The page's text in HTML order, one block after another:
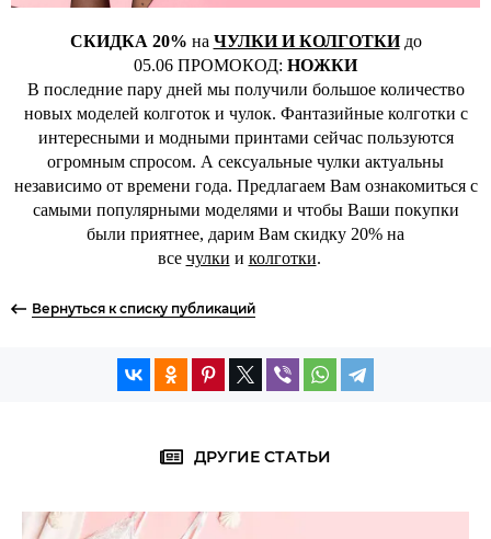
СКИДКА 20% на ЧУЛКИ И КОЛГОТКИдо
05.06 ПРОМОКОД: НОЖКИ
В последние пару дней мы получили большое количество
новых моделей колготок и чулок. Фантазийные колготки с
интересными и модными принтами сейчас пользуются
огромным спросом. А сексуальные чулки актуальны
независимо от времени года. Предлагаем Вам ознакомиться с
самыми популярными моделями и чтобы Ваши покупки
были приятнее, дарим Вам скидку 20% на
все чулки и колготки.
Вернуться к списку публикаций
ДРУГИЕ СТАТЬИ